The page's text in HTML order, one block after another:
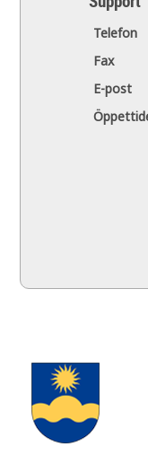
Telefon
Fax
E-post